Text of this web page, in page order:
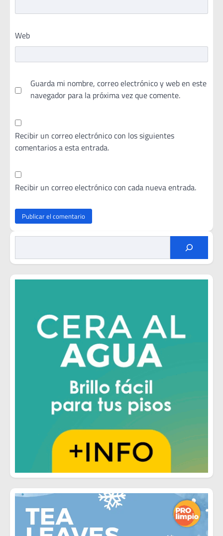
Web
Guarda mi nombre, correo electrónico y web en este
navegador para la próxima vez que comente.
Recibir un correo electrónico con los siguientes
comentarios a esta entrada.
Recibir un correo electrónico con cada nueva entrada.